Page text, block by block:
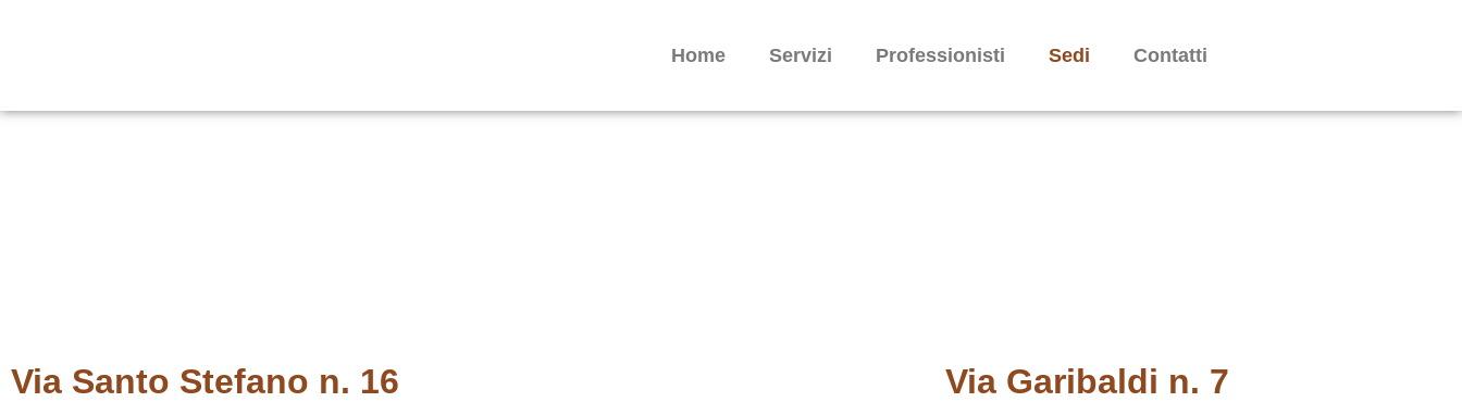
Home Servizi Professionisti Sedi Contatti
Via Santo Stefano n. 16 Via Garibaldi n. 7